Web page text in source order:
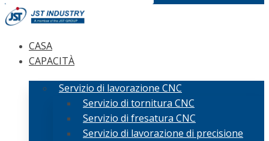
CASA
CAPACITÀ
Servizio di lavorazione CNC
Servizio di tornitura CNC
Servizio di fresatura CNC
Servizio di lavorazione di precisione